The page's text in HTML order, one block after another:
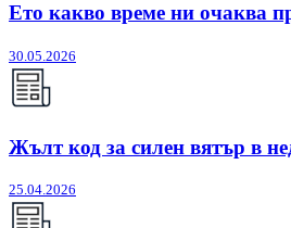
Ето какво време ни очаква
30.05.2026
Жълт код за силен вятър в
25.04.2026